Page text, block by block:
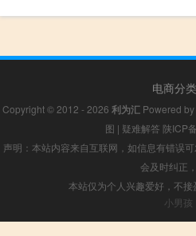
电商分类
Copyright © 2012 - 2026 利为汇 Powered by
图 | 疑难解答 陕ICP
声明：本站内容来自互联网，如信息有错误
会及时纠正
本站仅为个人兴趣爱好，不
小男孩